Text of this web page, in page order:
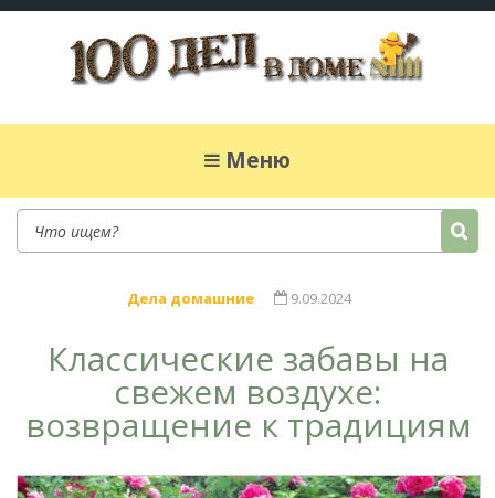
простые рецепты.Меню
Дела домашние 9.09.2024
Классические забавы на
свежем воздухе:
возвращение к традициям